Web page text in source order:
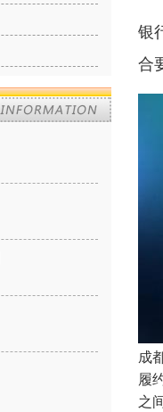
银
合
成
履
之